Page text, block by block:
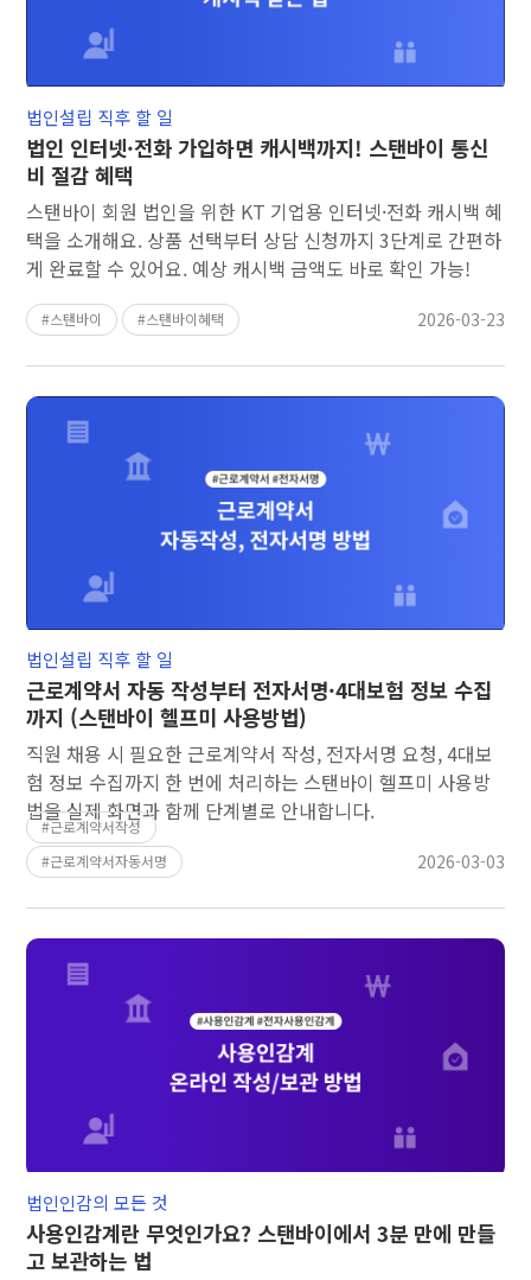
법인 인터넷·전화 가입하면 캐시백까지! 스탠바이 통신
비 절감 혜택
스탠바이 회원 법인을 위한 KT 기업용 인터넷·전화 캐시백 혜
택을 소개해요. 상품 선택부터 상담 신청까지 3단계로 간편하
게 완료할 수 있어요. 예상 캐시백 금액도 바로 확인 가능!
법인설립 직후 할 일
스탠바이 스탠바이혜택 2026-03-23
근로계약서 자동 작성부터 전자서명·4대보험 정보 수집
까지 (스탠바이 헬프미 사용방법)
직원 채용 시 필요한 근로계약서 작성, 전자서명 요청, 4대보
험 정보 수집까지 한 번에 처리하는 스탠바이 헬프미 사용방
법을 실제 화면과 함께 단계별로 안내합니다.
법인설립 직후 할 일
근로계약서작성
근로계약서자동서명
2026-03-03
사용인감계란 무엇인가요? 스탠바이에서 3분 만에 만들
고 보관하는 법
법인인감의 모든 것